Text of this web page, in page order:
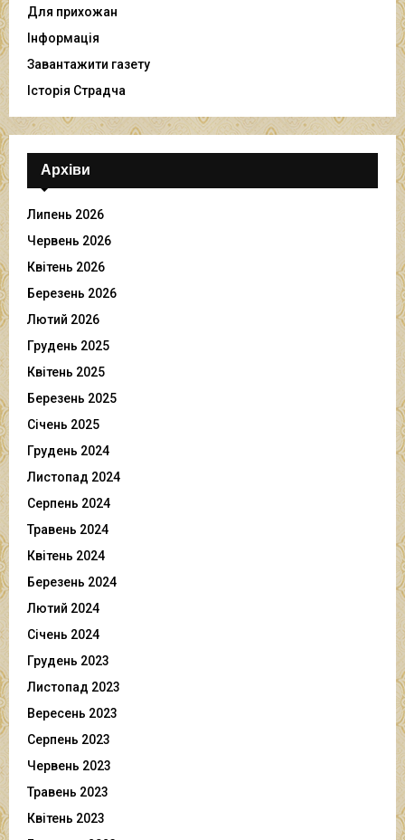
Для прихожан
Інформація
Завантажити газету
Історія Страдча
Архіви
Липень 2026
Червень 2026
Квітень 2026
Березень 2026
Лютий 2026
Грудень 2025
Квітень 2025
Березень 2025
Січень 2025
Грудень 2024
Листопад 2024
Серпень 2024
Травень 2024
Квітень 2024
Березень 2024
Лютий 2024
Січень 2024
Грудень 2023
Листопад 2023
Вересень 2023
Серпень 2023
Червень 2023
Травень 2023
Квітень 2023